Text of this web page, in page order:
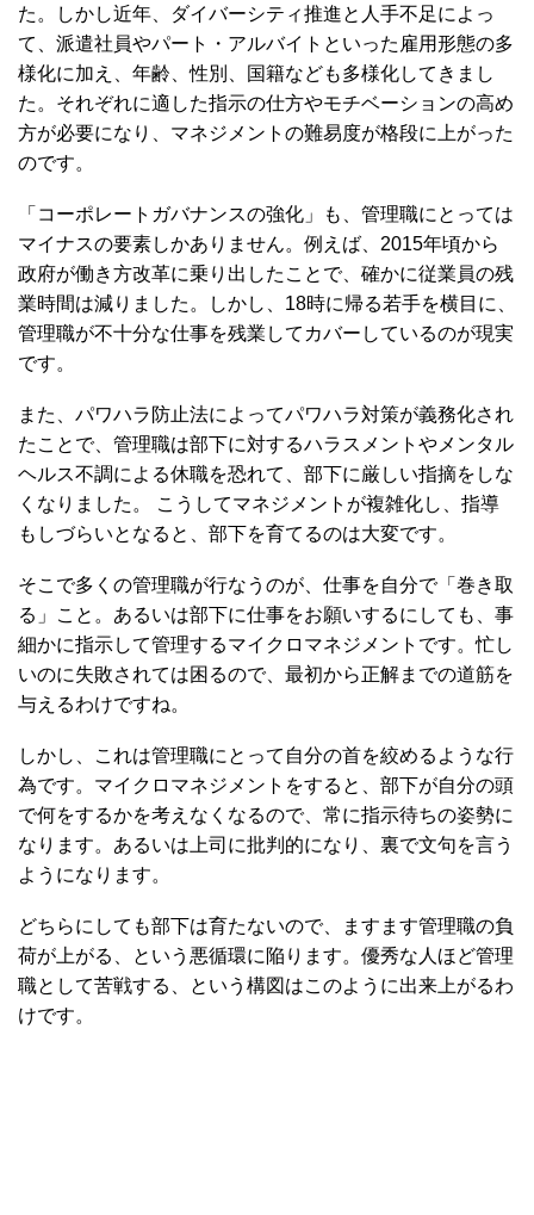
た。しかし近年、ダイバーシティ推進と人手不足によっ
て、派遣社員やパート・アルバイトといった雇用形態の多
様化に加え、年齢、性別、国籍なども多様化してきまし
た。それぞれに適した指示の仕方やモチベーションの高め
方が必要になり、マネジメントの難易度が格段に上がった
のです。
「コーポレートガバナンスの強化」も、管理職にとっては
マイナスの要素しかありません。例えば、2015年頃から
政府が働き方改革に乗り出したことで、確かに従業員の残
業時間は減りました。しかし、18時に帰る若手を横目に、
管理職が不十分な仕事を残業してカバーしているのが現実
です。
また、パワハラ防止法によってパワハラ対策が義務化され
たことで、管理職は部下に対するハラスメントやメンタル
ヘルス不調による休職を恐れて、部下に厳しい指摘をしな
くなりました。 こうしてマネジメントが複雑化し、指導
もしづらいとなると、部下を育てるのは大変です。
そこで多くの管理職が行なうのが、仕事を自分で「巻き取
る」こと。あるいは部下に仕事をお願いするにしても、事
細かに指示して管理するマイクロマネジメントです。忙し
いのに失敗されては困るので、最初から正解までの道筋を
与えるわけですね。
しかし、これは管理職にとって自分の首を絞めるような行
為です。マイクロマネジメントをすると、部下が自分の頭
で何をするかを考えなくなるので、常に指示待ちの姿勢に
なります。あるいは上司に批判的になり、裏で文句を言う
ようになります。
どちらにしても部下は育たないので、ますます管理職の負
荷が上がる、という悪循環に陥ります。優秀な人ほど管理
職として苦戦する、という構図はこのように出来上がるわ
けです。